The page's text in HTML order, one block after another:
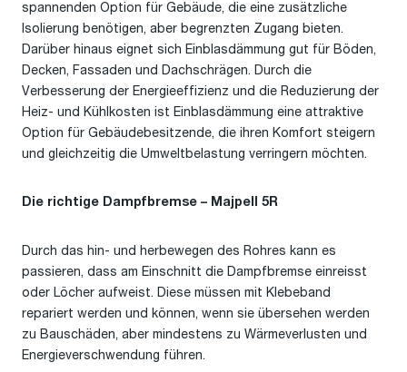
spannenden Option für Gebäude, die eine zusätzliche
Isolierung benötigen, aber begrenzten Zugang bieten.
Darüber hinaus eignet sich Einblasdämmung gut für Böden,
Decken, Fassaden und Dachschrägen. Durch die
Verbesserung der Energieeffizienz und die Reduzierung der
Heiz- und Kühlkosten ist Einblasdämmung eine attraktive
Option für Gebäudebesitzende, die ihren Komfort steigern
und gleichzeitig die Umweltbelastung verringern möchten.
Die richtige Dampfbremse – Majpell 5R
Durch das hin- und herbewegen des Rohres kann es
passieren, dass am Einschnitt die Dampfbremse einreisst
oder Löcher aufweist. Diese müssen mit Klebeband
repariert werden und können, wenn sie übersehen werden
zu Bauschäden, aber mindestens zu Wärmeverlusten und
Energieverschwendung führen.